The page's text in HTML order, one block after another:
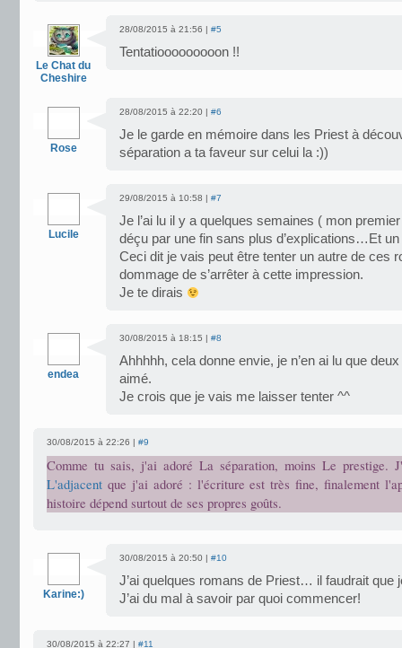
Le Chat du
Cheshire
28/08/2015 à 21:56 | #5
Tentatiooooooooon !!
Rose
28/08/2015 à 22:20 | #6
Je le garde en mémoire dans les Priest à
séparation a ta faveur sur celui la :))
Lucile
29/08/2015 à 10:58 | #7
Je l’ai lu il y a quelques semaines ( mon premier
déçu par une fin sans plus d’explications…Et
Ceci dit je vais peut être tenter un autre de ces
dommage de s’arrêter à cette impression.
Je te dirais
endea
30/08/2015 à 18:15 | #8
Ahhhhh, cela donne envie, je n’en ai lu que
aimé.
Je crois que je vais me laisser tenter ^^
30/08/2015 à 22:26 | #9
Comme tu sais, j'ai adoré La séparation, moins Le prestige.
L'adjacent que j'ai adoré : l'écriture est très fine, finalement
histoire dépend surtout de ses propres goûts.
Karine:)
30/08/2015 à 20:50 | #10
J’ai quelques romans de Priest… il faudrait que
J’ai du mal à savoir par quoi commencer!
30/08/2015 à 22:27 | #11